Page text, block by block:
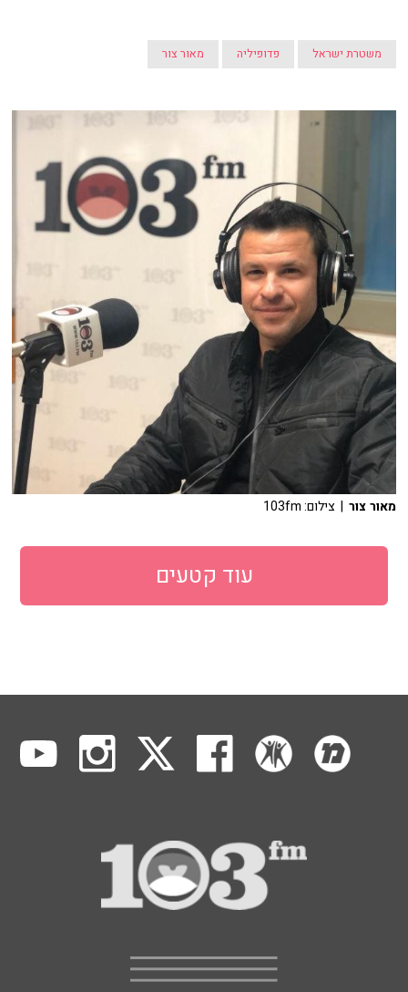
משטרת ישראל פדופיליה מאור צור
מאור צור | צילום: 103fm
עוד קטעים